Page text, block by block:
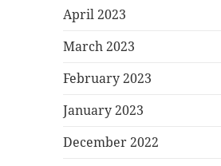
April 2023
March 2023
February 2023
January 2023
December 2022